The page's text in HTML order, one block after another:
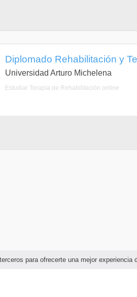
para ofrecerte una mejor
Diplomado Rehabilitación y
Universidad Arturo Michelena
Estudiar Terapia de Rehabilitación online